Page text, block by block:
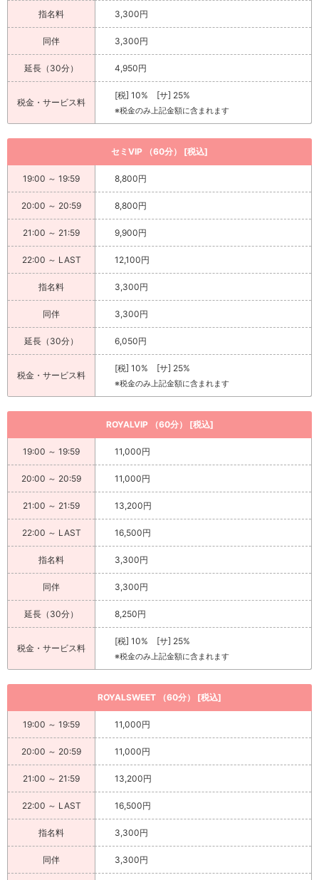
指名料 3,300円
同伴 3,300円
延長（30分） 4,950円
税金・サービス料
[税] 10% [サ] 25%
※税金のみ上記金額に含まれます
セミVIP （60分） [税込]
19:00 ～ 19:59 8,800円
20:00 ～ 20:59 8,800円
21:00 ～ 21:59 9,900円
22:00 ～ LAST 12,100円
指名料 3,300円
同伴 3,300円
延長（30分） 6,050円
税金・サービス料
[税] 10% [サ] 25%
※税金のみ上記金額に含まれます
ROYALVIP （60分） [税込]
19:00 ～ 19:59 11,000円
20:00 ～ 20:59 11,000円
21:00 ～ 21:59 13,200円
22:00 ～ LAST 16,500円
指名料 3,300円
同伴 3,300円
延長（30分） 8,250円
税金・サービス料
[税] 10% [サ] 25%
※税金のみ上記金額に含まれます
ROYALSWEET （60分） [税込]
19:00 ～ 19:59 11,000円
20:00 ～ 20:59 11,000円
21:00 ～ 21:59 13,200円
22:00 ～ LAST 16,500円
指名料 3,300円
同伴 3,300円